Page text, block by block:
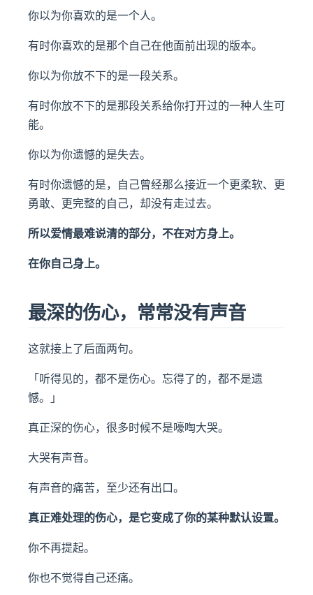
你以为你喜欢的是一个人。
有时你喜欢的是那个自己在他面前出现的版本。
你以为你放不下的是一段关系。
有时你放不下的是那段关系给你打开过的一种人生可
能。
你以为你遗憾的是失去。
有时你遗憾的是，自己曾经那么接近一个更柔软、更
勇敢、更完整的自己，却没有走过去。
所以爱情最难说清的部分，不在对方身上。
在你自己身上。
最深的伤心，常常没有声音
这就接上了后面两句。
「听得见的，都不是伤心。忘得了的，都不是遗
憾。」
真正深的伤心，很多时候不是嚎啕大哭。
大哭有声音。
有声音的痛苦，至少还有出口。
真正难处理的伤心，是它变成了你的某种默认设置。
你不再提起。
你也不觉得自己还痛。